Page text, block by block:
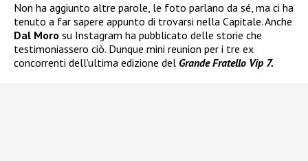
Non ha aggiunto altre parole, le foto parlano da sé, ma ci ha
tenuto a far sapere appunto di trovarsi nella Capitale. Anche
Dal Moro su Instagram ha pubblicato delle storie che
testimoniassero ciò. Dunque mini reunion per i tre ex
concorrenti dell’ultima edizione del Grande Fratello Vip 7.